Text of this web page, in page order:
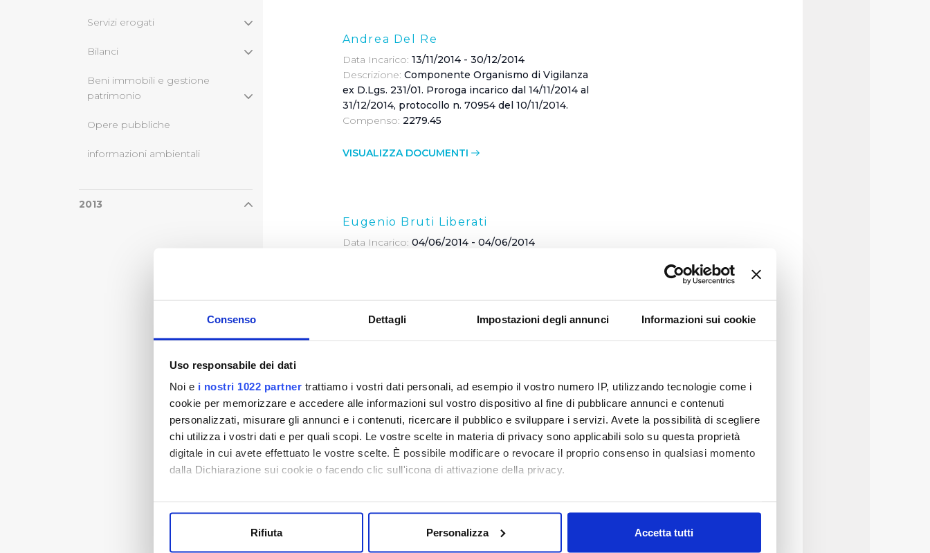
Consenso Dettagli Impostazioni degli annunci Informazioni sui cookie
Uso responsabile dei dati
Noi e i nostri 1022 partner trattiamo i vostri dati personali, ad esempio il vostro numero IP, utilizzando tecnologie come i
cookie per memorizzare e accedere alle informazioni sul vostro dispositivo al fine di pubblicare annunci e contenuti
personalizzati, misurare gli annunci e i contenuti, ricercare il pubblico e sviluppare i servizi. Avete la possibilità di scegliere
chi utilizza i vostri dati e per quali scopi. Le vostre scelte in materia di privacy sono applicabili solo su questa proprietà
digitale in cui avete effettuato le vostre scelte. È possibile modificare o revocare il proprio consenso in qualsiasi momento
dalla Dichiarazione sui cookie o facendo clic sull'icona di attivazione della privacy.
Identificare il tuo dispositivo, scansionandolo attivamente alla ricerca di caratteristiche specifiche (impronte
Rifiuta Personalizza Accetta tutti
Servizi erogati
Bilanci
Beni immobili e gestione
patrimonio
Opere pubbliche
informazioni ambientali
2013
Andrea Del Re
Data Incarico: 13/11/2014 - 30/12/2014
Descrizione: Componente Organismo di Vigilanza
ex D.Lgs. 231/01. Proroga incarico dal 14/11/2014 al
31/12/2014, protocollo n. 70954 del 10/11/2014.
Compenso: 2279.45
VISUALIZZA DOCUMENTI
Eugenio Bruti Liberati
Data Incarico: 04/06/2014 - 04/06/2014
dell'incarico: sino al termine del giudizio.
Giancarlo Viccaro
Data Incarico:13/11/2014 - 30/12/2014
Descrizione:Presidente Organismo di Vigilanza
Compenso:2891.20
VISUALIZZA DOCUMENTI